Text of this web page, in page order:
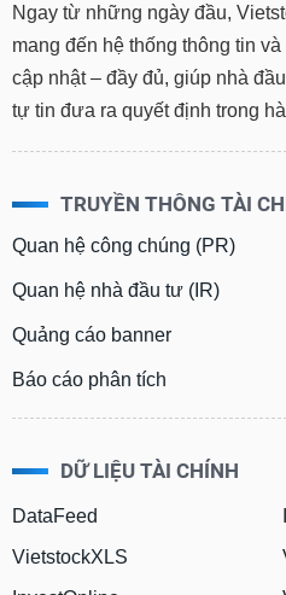
Ngay từ những ngày đầu,
mang đến hệ thống thông tin
cập nhật – đầy đủ, giúp nhà
tự tin đưa ra quyết định trong
TRUYỀN THÔNG TÀI
Quan hệ công chúng (PR)
Quan hệ nhà đầu tư (IR)
Quảng cáo banner
Báo cáo phân tích
DỮ LIỆU TÀI CHÍNH
DataFeed
VietstockXLS